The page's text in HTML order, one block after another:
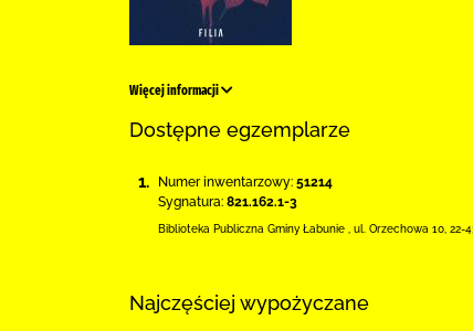
Więcej informacji
Dostępne egzemplarze
1. Numer inwentarzowy: 51214
Sygnatura: 821.162.1-3
Biblioteka Publiczna Gminy Łabunie ul. Orzechowa 10 22-
Najczęściej wypożyczane